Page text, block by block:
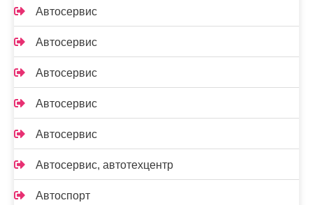
Автосервис
Автосервис
Автосервис
Автосервис
Автосервис
Автосервис, автотехцентр
Автоспорт